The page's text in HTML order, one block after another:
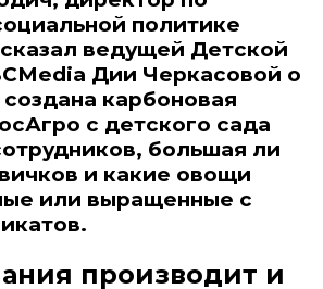
политике
ведущей Детской
Дии Черкасовой о
карбоновая
с детского сада
большая ли
и какие овощи
или выращенные с
производит и